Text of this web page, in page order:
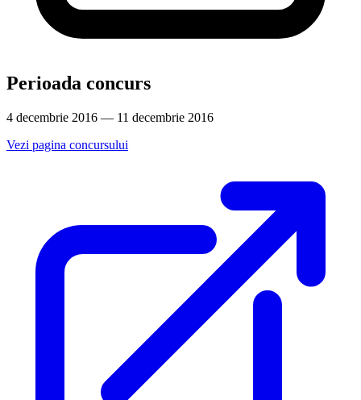
Perioada concurs
4 decembrie 2016 — 11 decembrie 2016
Vezi pagina concursului